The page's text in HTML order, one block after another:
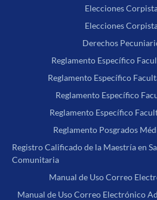
Elecciones
Elecciones
Derechos
Reglamento Específico
Reglamento Específico
Reglamento Específico
Reglamento Específico
Reglamento Posgrados
Registro Calificado de la Maestría en
Comunitaria
Manual de Uso Correo
Manual de Uso Correo Electrónico